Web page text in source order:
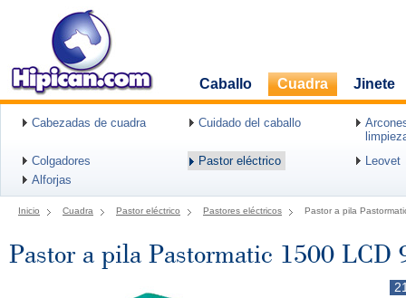
Caballo Cuadra Jinete
Cabezadas de cuadra Cuidado del caballo
Colgadores
Pastor eléctrico
Leovet
Alforjas
Inicio Cuadra Pastor eléctrico Pastores eléctricos Pastor a pila
Pastor a pila Pastormatic 1500 LCD